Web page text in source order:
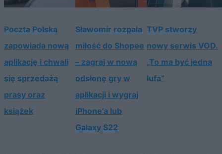
Poczta Polska
zapowiada nową
aplikację i chwali
się sprzedażą
prasy oraz
książek
Sławomir rozpala
miłość do Shopee
– zagraj w nową
odsłonę gry w
aplikacji i wygraj
iPhone’a lub
Galaxy S22
TVP stworzy
nowy serwis VOD.
„To ma być jedna
lufa”